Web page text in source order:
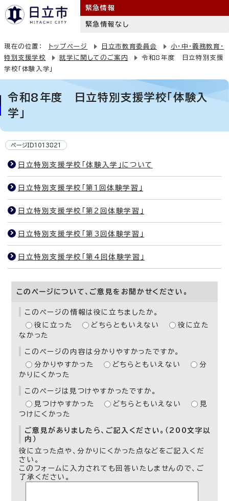
緊急情報
緊急情報なし
現在の位置： トップページ 日立市教育委員会
小・中・義務教育・
特別支援学校
就学に関してのご案内
令和8年度 日立特別支援
学校「体験入学」
令和8年度 日立特別支援学校「体験入
学」
ページID1013821
日立特別支援学校「体験入学」について
日立特別支援学校「第1回体験学習」
日立特別支援学校「第2回体験学習」
日立特別支援学校「第3回体験学習」
日立特別支援学校「第4回体験学習」
このページについて、ご意見をお聞かせください。
このページの情報は役に立ちましたか。
役に立った
どちらともいえない
役に立た
なかった
このページの内容は分かりやすかったですか。
分かりやすかった
どちらともいえない
分
かりにくかった
このページは見つけやすかったですか。
見つけやすかった
どちらともいえない
見
つけにくかった
ご意見がありましたら、ご記入ください。（200文字以
内）
役に立った点や、分かりにくかった点などをご記入くだ
さい。
このフォームに入力されても回答いたしませんので、ご
了承ください。